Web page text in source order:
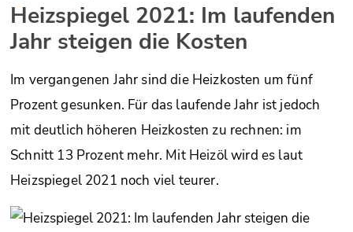
Heizspiegel 2021: Im laufenden
Jahr steigen die Kosten
Im vergangenen Jahr sind die Heizkosten um fünf
Prozent gesunken. Für das laufende Jahr ist jedoch
mit deutlich höheren Heizkosten zu rechnen: im
Schnitt 13 Prozent mehr. Mit Heizöl wird es laut
Heizspiegel 2021 noch viel teurer.